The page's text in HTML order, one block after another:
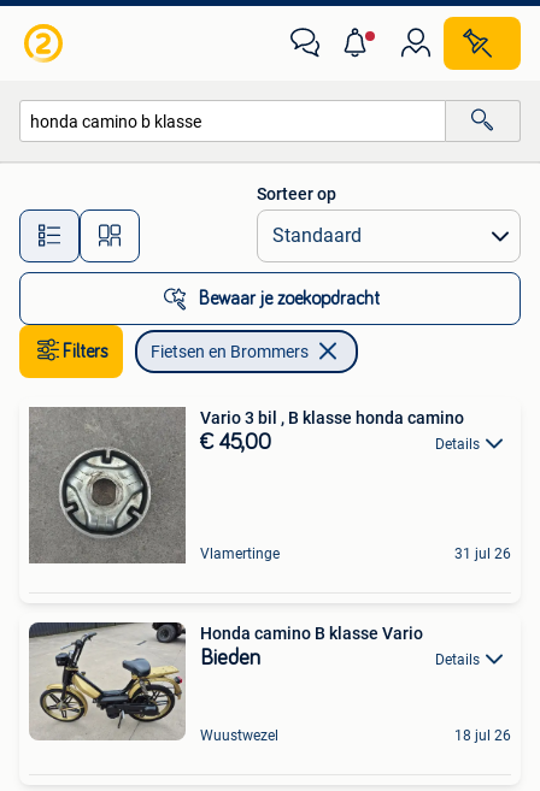
Alle afstanden…
Sorteer op
Bewaar je zoekopdracht
Filters Fietsen en Brommers
Vario 3 bil , B klasse honda camino
€ 45,00 Details
Vlamertinge 31 jul 26
Honda camino B klasse Vario
Bieden Details
Wuustwezel 18 jul 26